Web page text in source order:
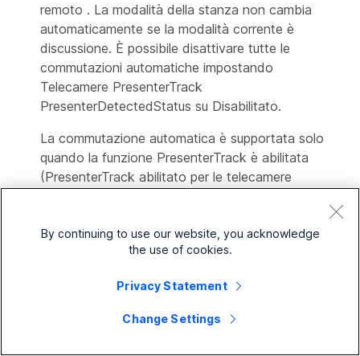
remoto . La modalità della stanza non cambia
automaticamente se la modalità corrente è
discussione. È possibile disattivare tutte le
commutazioni automatiche impostando
Telecamere PresenterTrack
PresenterDetectedStatus su Disabilitato.
La commutazione automatica è supportata solo
quando la funzione PresenterTrack è abilitata
(PresenterTrack abilitato per le telecamere
Il passaggio automatico implica quanto segue:
quando viene rilevata una persona nella
remotoquando il presentatore locale, che viene
By continuing to use our website, you acknowledge
the use of cookies.
Privacy Statement
Change Settings